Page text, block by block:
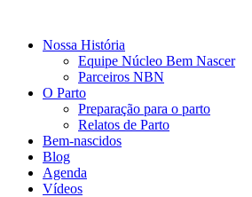
Nossa História
Equipe Núcleo Bem Nascer
Parceiros NBN
O Parto
Preparação para o parto
Relatos de Parto
Bem-nascidos
Blog
Agenda
Vídeos